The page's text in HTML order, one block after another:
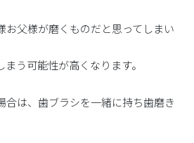
お父様が磨くものだと思ってしまい
う可能性が高くなります。
合は、歯ブラシを一緒に持ち歯磨き